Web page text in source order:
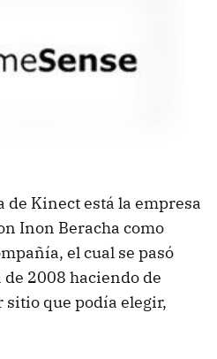
de Kinect está la empresa
Inon Beracha como
el cual se pasó
2008 haciendo de
que podía elegir,